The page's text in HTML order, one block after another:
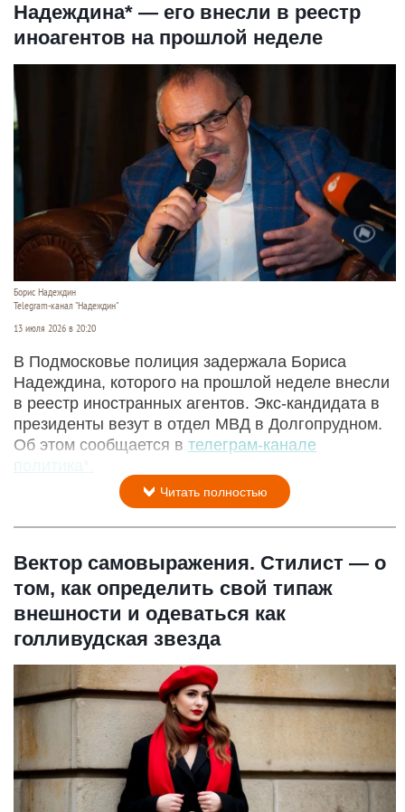
Надеждина* — его внесли в реестр
иноагентов на прошлой неделе
Борис Надеждин
Telegram-канал "Надеждин"
13 июля 2026 в 20:20
В Подмосковье полиция задержала Бориса
Надеждина, которого на прошлой неделе внесли
в реестр иностранных агентов. Экс-кандидата в
президенты везут в отдел МВД в Долгопрудном.
Об этом сообщается в телеграм-канале
политика*.
Читать полностью
Вектор самовыражения. Стилист — о
том, как определить свой типаж
внешности и одеваться как
голливудская звезда